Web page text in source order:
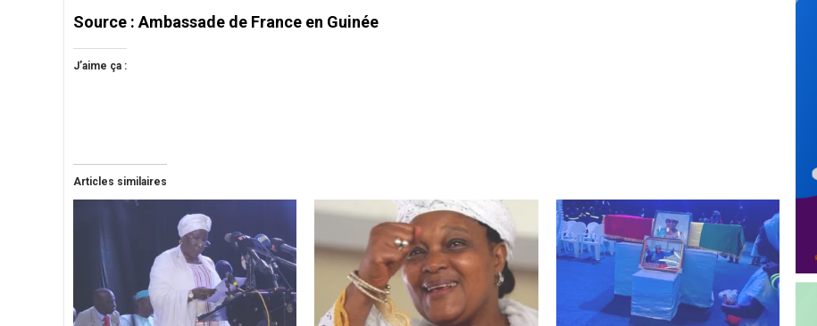
Source : Ambassade de France en Guinée
J’aime ça :
Articles similaires